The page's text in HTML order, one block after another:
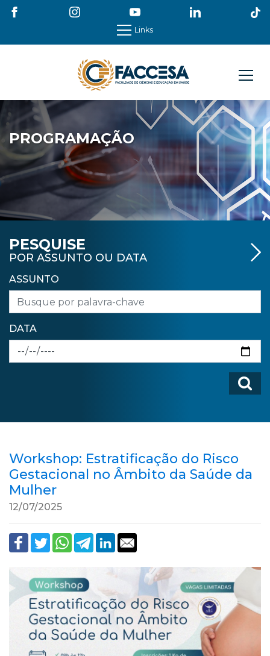
Links
PROGRAMAÇÃO
PESQUISE
POR ASSUNTO OU DATA
ASSUNTO
DATA
Workshop: Estratificação do Risco
Gestacional no Âmbito da Saúde da
Mulher
12/07/2025